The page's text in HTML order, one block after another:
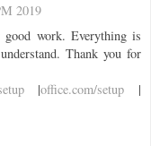
2019
work. Everything is
Thank you for
|office.com/setup |